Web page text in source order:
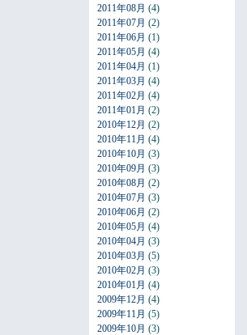
2011年08月 (4)
2011年07月 (2)
2011年06月 (1)
2011年05月 (4)
2011年04月 (1)
2011年03月 (4)
2011年02月 (4)
2011年01月 (2)
2010年12月 (2)
2010年11月 (4)
2010年10月 (3)
2010年09月 (3)
2010年08月 (2)
2010年07月 (3)
2010年06月 (2)
2010年05月 (4)
2010年04月 (3)
2010年03月 (5)
2010年02月 (3)
2010年01月 (4)
2009年12月 (4)
2009年11月 (5)
2009年10月 (3)